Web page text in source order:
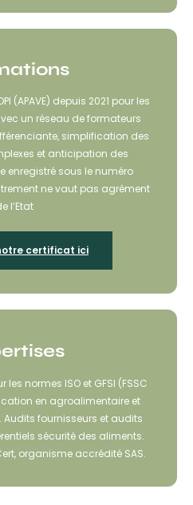
(APAVE) depuis 2021 pour les
un réseau de formateurs
simplification des
et anticipation des
enregistré sous le numéro
ne vaut pas agrément
l’Etat
certificat ici
normes ISO et GFSI (FSSC
en agroalimentaire et
Audits fournisseurs et audits
sécurité des aliments.
organisme accrédité SAS.